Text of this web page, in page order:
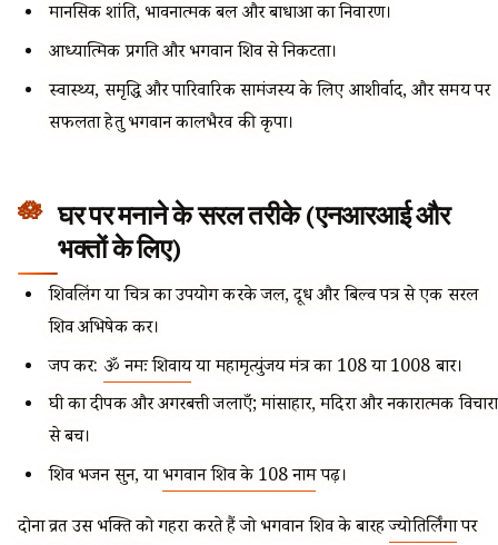
मानसिक शांति, भावनात्मक बल और बाधाओं का निवारण।
आध्यात्मिक प्रगति और भगवान शिव से निकटता।
स्वास्थ्य, समृद्धि और पारिवारिक सामंजस्य के लिए आशीर्वाद, और समय पर
सफलता हेतु भगवान कालभैरव की कृपा।
घर पर मनाने के सरल तरीके (एनआरआई और
भक्तों के लिए)
शिवलिंग या चित्र का उपयोग करके जल, दूध और बिल्व पत्र से एक सरल
शिव अभिषेक करें।
जप करें: ॐ नमः शिवायया महामृत्युंजय मंत्र का 108 या 1008 बार।
घी का दीपक और अगरबत्ती जलाएँ; मांसाहार, मदिरा और नकारात्मक विचारों
से बचें।
शिव भजन सुनें, याभगवान शिव के 108 नामपढ़ें।
दोनों व्रत उस भक्ति को गहरा करते हैं जो भगवान शिव के बारहज्योतिर्लिंगोंपर